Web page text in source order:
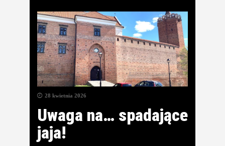
28 kwietnia 2026
Uwaga na… spadające
jaja!